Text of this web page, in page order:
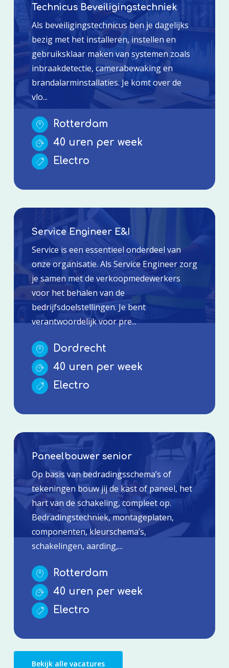
Technicus Beveiligingstechniek
Als beveiligingstechnicus ben je dagelijks
bezig met het installeren, instellen en
gebruiksklaar maken van systemen zoals
inbraakdetectie, camerabewaking en
brandalarminstallaties. Je komt over de
vlo...
Rotterdam
40 uren per week
Electro
Service Engineer E&I
Service is een essentieel onderdeel van
onze organisatie. Als Service Engineer zorg
je samen met de verkoopmedewerkers
voor het behalen van de
bedrijfsdoelstellingen. Je bent
verantwoordelijk voor pre...
Dordrecht
40 uren per week
Electro
Paneelbouwer senior
Op basis van bedradingsschema’s of
tekeningen bouw jij de kast of paneel, het
hart van de schakeling, compleet op.
Bedradingstechniek, montageplaten,
componenten, kleurschema’s,
schakelingen, aarding,...
Rotterdam
40 uren per week
Electro
Bekijk alle vacatures